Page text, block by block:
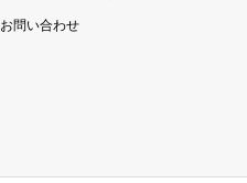
お問い合わせ